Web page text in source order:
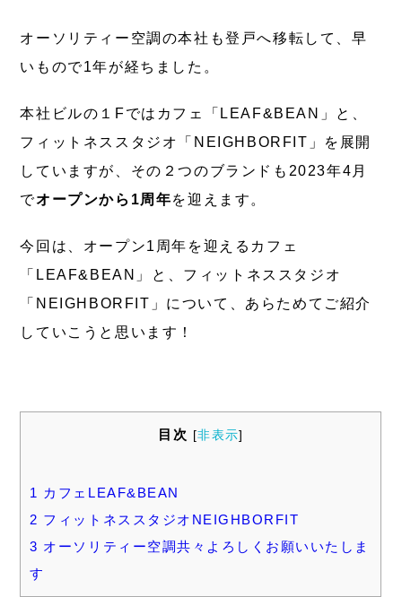
オーソリティー空調の本社も登戸へ移転して、早
いもので1年が経ちました。
本社ビルの１Fではカフェ「LEAF&BEAN」と、
フィットネススタジオ「NEIGHBORFIT」を展開
していますが、その２つのブランドも2023年4月
でオープンから1周年を迎えます。
今回は、オープン1周年を迎えるカフェ
「LEAF&BEAN」と、フィットネススタジオ
「NEIGHBORFIT」について、あらためてご紹介
していこうと思います！
目次 [非表示]
1 カフェLEAF&BEAN
2 フィットネススタジオNEIGHBORFIT
3 オーソリティー空調共々よろしくお願いいたしま
す